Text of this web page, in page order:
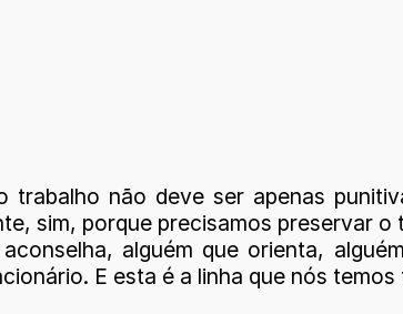
não deve ser apenas
sim, porque precisamos preservar
alguém que orienta,
E esta é a linha que nós temos